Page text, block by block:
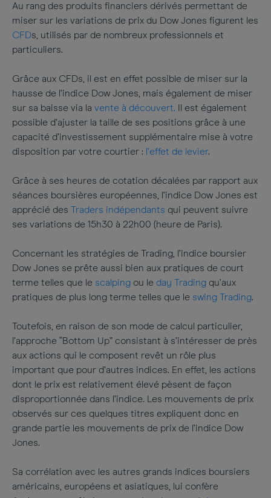
Au rang des produits financiers dérivés permettant de
miser sur les variations de prix du Dow Jones figurent les
CFDs, utilisés par de nombreux professionnels et
particuliers.
Grâce aux CFDs, il est en effet possible de miser sur la
hausse de l’indice Dow Jones, mais également de miser
sur sa baisse via la vente à découvert. Il est également
possible d’ajuster la taille de ses positions grâce à une
capacité d’investissement supplémentaire mise à votre
disposition par votre courtier : l’effet de levier.
Grâce à ses heures de cotation décalées par rapport aux
séances boursières européennes, l’indice Dow Jones est
apprécié des Traders indépendants qui peuvent suivre
ses variations de 15h30 à 22h00 (heure de Paris).
Concernant les stratégies de Trading, l’indice boursier
Dow Jones se prête aussi bien aux pratiques de court
terme telles que le scalping ou le day Trading qu’aux
pratiques de plus long terme telles que le swing Trading.
Toutefois, en raison de son mode de calcul particulier,
l’approche “Bottom Up” consistant à s’intéresser de près
aux actions qui le composent revêt un rôle plus
important que pour d’autres indices. En effet, les actions
dont le prix est relativement élevé pèsent de façon
disproportionnée dans l’indice. Les mouvements de prix
observés sur ces quelques titres expliquent donc en
grande partie les mouvements de prix de l’indice Dow
Jones.​
Sa corrélation avec les autres grands indices boursiers
américains, européens et asiatiques, lui confère